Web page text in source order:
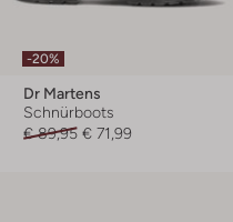
-20%
Dr Martens
Schnürboots
€ 89,95 € 71,99